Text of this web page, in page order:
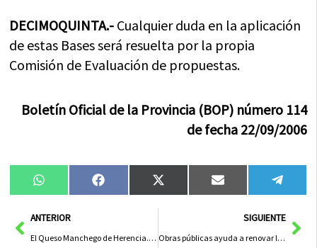
DECIMOQUINTA.- Cualquier duda en la aplicación
de estas Bases será resuelta por la propia
Comisión de Evaluación de propuestas.
Boletín Oficial de la Provincia (BOP) número 114
de fecha 22/09/2006
Compartir
en
WhatsAppCompartir
en
FacebookCompartir
en
X
(Twitter)
Compartir
en
Email
en
AntANTERIOR
El Queso Manchego de Herencia. Heraldo de tradición, artesano, exquisito y Superior por Denominación
SIGUIENTE
Obras públicas ayuda a renovar las redes de abastecimiento y saneamiento de Herencia